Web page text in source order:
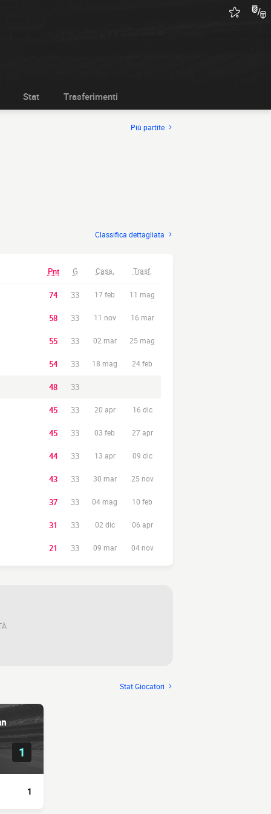
Stat Trasferimenti
Più partite
Classifica dettagliata
Pnt G Casa. Trasf.
74 33 17 feb 11 mag
58 33 11 nov 16 mar
55 33 02 mar 25 mag
54 33 18 mag 24 feb
48 33
45 33 20 apr 16 dic
45 33 03 feb 27 apr
44 33 13 apr 09 dic
43 33 30 mar 25 nov
37 33 04 mag 10 feb
31 33 02 dic 06 apr
21 33 09 mar 04 nov
Stat Giocatori
1
1